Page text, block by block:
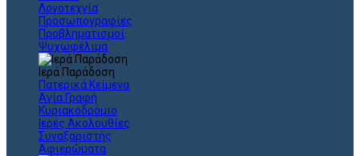
Λογοτεχνία
Προσωπογραφίες
Προβληματισμοί
Ψυχωφέλιμα
Ιερά Παράδοση
Πατερικά Κείμενα
Αγία Γραφή
Κυριακοδρόμιο
Ιερές Ακολουθίες
Συναξαριστής
Αφιερώματα